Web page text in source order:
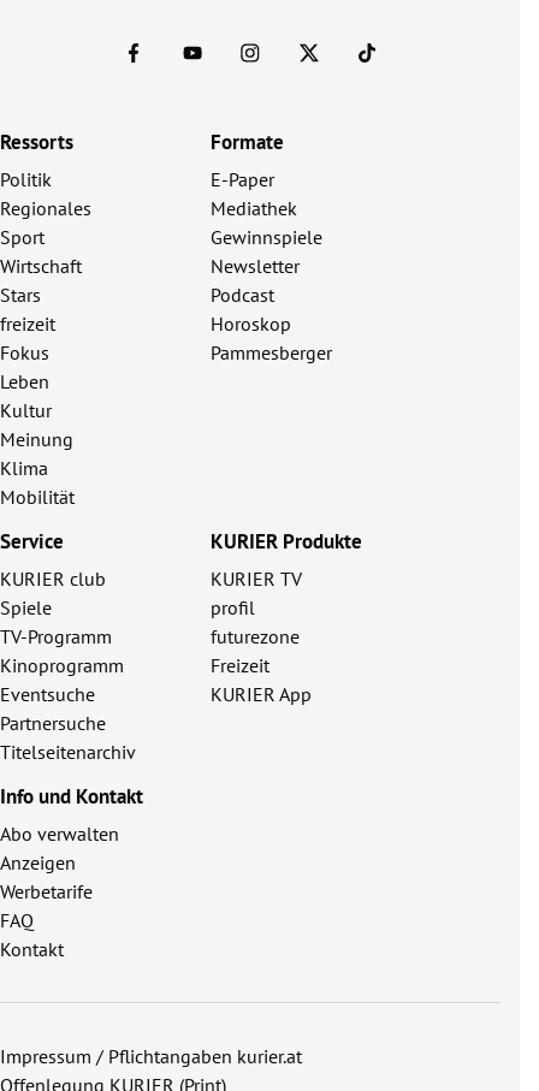
Ressorts
Politik
Regionales
Sport
Wirtschaft
Stars
freizeit
Fokus
Leben
Kultur
Meinung
Klima
Mobilität
Formate
E-Paper
Mediathek
Gewinnspiele
Newsletter
Podcast
Horoskop
Pammesberger
Service
KURIER club
Spiele
TV-Programm
Kinoprogramm
Eventsuche
Partnersuche
Titelseitenarchiv
KURIER Produkte
KURIER TV
profil
futurezone
Freizeit
KURIER App
Info und Kontakt
Abo verwalten
Anzeigen
Werbetarife
FAQ
Kontakt
Impressum / Pflichtangaben kurier.at
Offenlegung KURIER (Print)